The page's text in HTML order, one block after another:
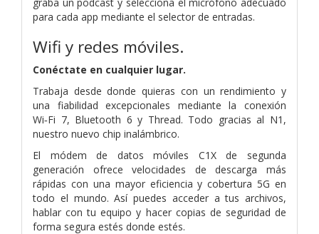
para cada app mediante el selector de entradas.
Wifi y redes móviles.
Conéctate en cualquier lugar.
Trabaja desde donde quieras con un rendimiento y
una fiabilidad excepcionales mediante la conexión
Wi‑Fi 7, Bluetooth 6 y Thread. Todo gracias al N1,
nuestro nuevo chip inalámbrico.
El módem de datos móviles C1X de segunda
generación ofrece velocidades de descarga más
rápidas con una mayor eficiencia y cobertura 5G en
todo el mundo. Así puedes acceder a tus archivos,
hablar con tu equipo y hacer copias de seguridad de
forma segura estés donde estés.